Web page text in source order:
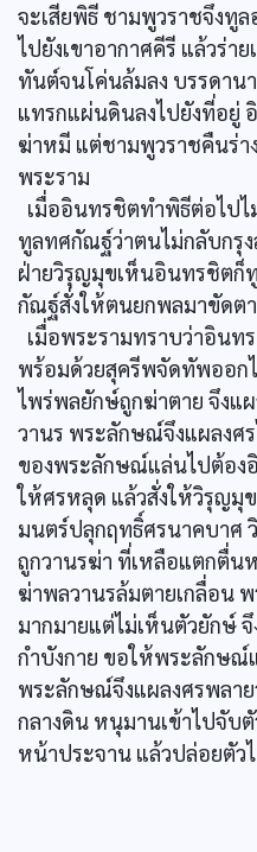
จะเสียพิธี ชามพูวราชจึงทู
ไปยังเขาอากาศคีรี แล้วร่า
ทันต์จนโค่นล้มลง บรรดาน
แทรกแผ่นดินลงไปยังที่อยู่
ฆ่าหมี แต่ชามพูวราชคืนร่า
พระราม
เมื่ออินทรชิตทำพิธีต่อไปไ
ทูลทศกัณฐ์ว่าตนไม่กลับกรุ
ฝ่ายวิรุญมุขเห็นอินทรชิตก็
กัณฐ์สั่งให้ตนยกพลมาขัดต
เมื่อพระรามทราบว่าอิน
พร้อมด้วยสุครีพจัดทัพออก
ไพร่พลยักษ์ถูกฆ่าตาย จึงแ
วานร พระลักษณ์จึงแผลงศ
ของพระลักษณ์แล่นไปต้อง
ให้ศรหลุด แล้วสั่งให้วิรุญมุ
มนตร์ปลุกฤทธิ์ศรนาคบาศ
ถูกวานรฆ่า ที่เหลือแตกตื่น
ฆ่าพลวานรล้มตายเกลื่อน
มากมายแต่ไม่เห็นตัวยักษ์
กำบังกาย ขอให้พระลักษณ์
พระลักษณ์จึงแผลงศรพลา
กลางดิน หนุมานเข้าไปจับ
หน้าประจาน แล้วปล่อยตัว